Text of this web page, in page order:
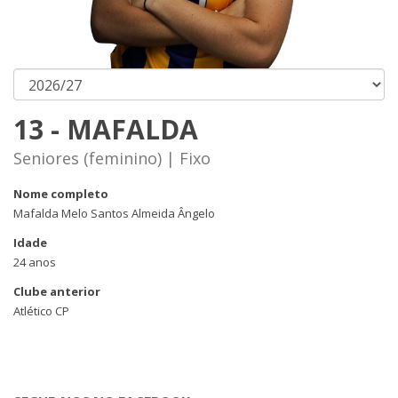
13 - MAFALDA
Seniores (feminino) | Fixo
Nome completo
Mafalda Melo Santos Almeida Ângelo
Idade
24 anos
Clube anterior
Atlético CP